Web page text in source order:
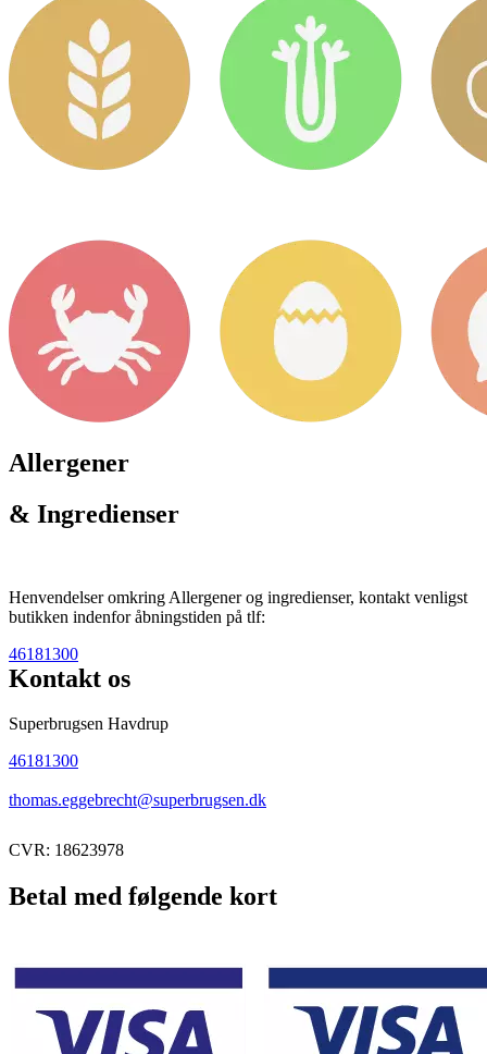
Allergener
& Ingredienser
Henvendelser omkring Allergener og ingredienser, kontakt venligst
butikken indenfor åbningstiden på tlf:
46181300
Kontakt os
Superbrugsen Havdrup
46181300
thomas.eggebrecht@superbrugsen.dk
CVR: 18623978
Betal med følgende kort